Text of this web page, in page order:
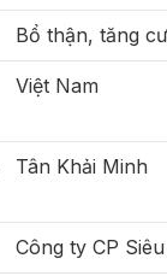
Bổ thận, tăng
Việt Nam
Tân Khải Minh
Công ty CP